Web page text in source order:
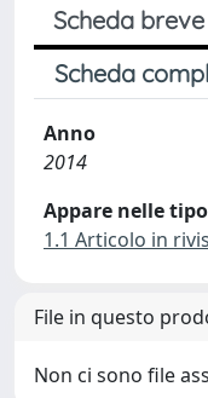
Scheda breve
Scheda
Anno
2014
Appare nelle
1.1 Articolo in
File in questo
Non ci sono file